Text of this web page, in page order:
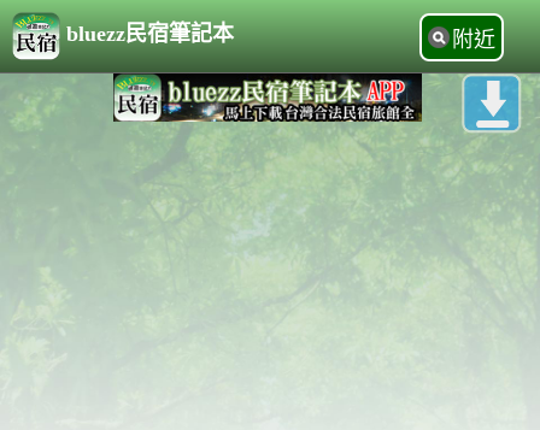
bluezz民宿筆記本 附近